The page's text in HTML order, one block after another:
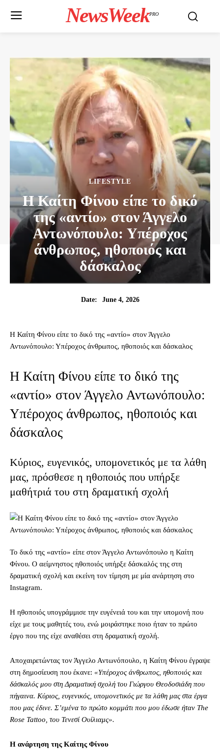
NewsWeekPRO
LIFESTYLE
Η Καίτη Φίνου είπε το δικό
της «αντίο» στον Άγγελο
Αντωνόπουλο: Υπέροχος
άνθρωπος, ηθοποιός και
δάσκαλος
Date: June 4, 2026
Η Καίτη Φίνου είπε το δικό της «αντίο» στον Άγγελο
Αντωνόπουλο: Υπέροχος άνθρωπος, ηθοποιός και δάσκαλος
Η Καίτη Φίνου είπε το δικό της
«αντίο» στον Άγγελο Αντωνόπουλο:
Υπέροχος άνθρωπος, ηθοποιός και
δάσκαλος
Κύριος, ευγενικός, υπομονετικός με τα λάθη
μας, πρόσθεσε η ηθοποιός που υπήρξε
μαθήτριά του στη δραματική σχολή
Το δικό της «αντίο» είπε στον Άγγελο Αντωνόπουλο η Καίτη
Φίνου. Ο αείμνηστος ηθοποιός υπήρξε δάσκαλός της στη
δραματική σχολή και εκείνη τον τίμηση με μία ανάρτηση στο
Instagram.
Η ηθοποιός υπογράμμισε την ευγένειά του και την υπομονή που
είχε με τους μαθητές του, ενώ μοιράστηκε ποιο ήταν το πρώτο
έργο που της είχε αναθέσει στη δραματική σχολή.
Αποχαιρετώντας τον Άγγελο Αντωνόπουλο, η Καίτη Φίνου έγραψε
στη δημοσίευση που έκανε: «Υπέροχος άνθρωπος, ηθοποιός και
δάσκαλός μου στη Δραματική σχολή του Γιώργου Θεοδοσιάδη που
πήγαινα. Κύριος, ευγενικός, υπομονετικός με τα λάθη μας στα έργα
που μας έδινε. Σ’εμένα το πρώτο κομμάτι που μου έδωσε ήταν The
Rose Tattoo, του Τενεσί Ουίλιαμς».
Η ανάρτηση της Καίτης Φίνου